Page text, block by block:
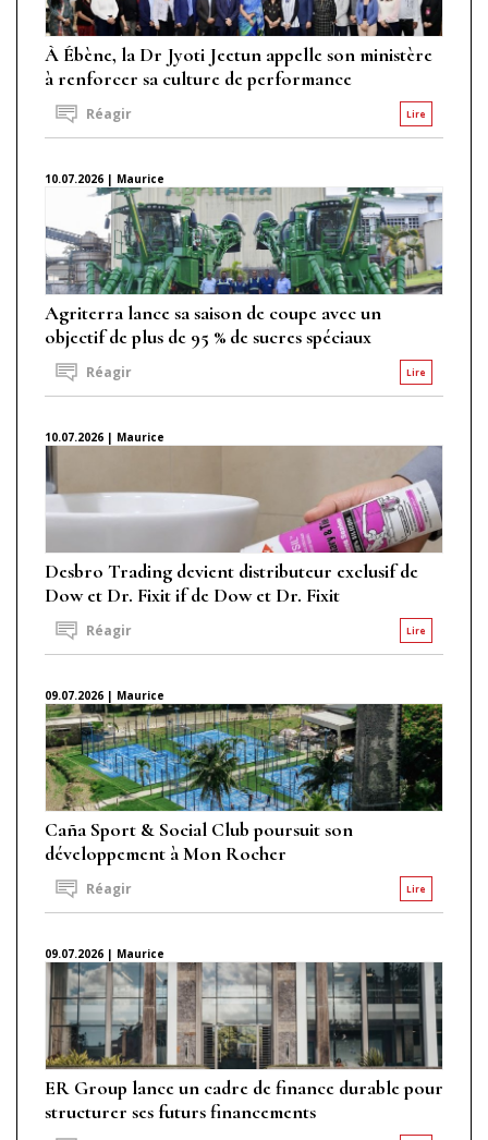
À Ébène, la Dr Jyoti Jeetun appelle son ministère
à renforcer sa culture de performance
Lire
Réagir
10.07.2026 | Maurice
Agriterra lance sa saison de coupe avec un
objectif de plus de 95 % de sucres spéciaux
Lire
Réagir
10.07.2026 | Maurice
Desbro Trading devient distributeur exclusif de
Dow et Dr. Fixit if de Dow et Dr. Fixit
Lire
Réagir
09.07.2026 | Maurice
Caña Sport & Social Club poursuit son
développement à Mon Rocher
Lire
Réagir
09.07.2026 | Maurice
ER Group lance un cadre de finance durable pour
structurer ses futurs financements